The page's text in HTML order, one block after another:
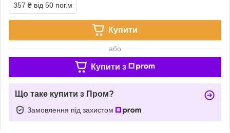
357 ₴ від 50 пог.м
Купити
або
Купити з
Що таке купити з Пром?
Замовлення під захистом